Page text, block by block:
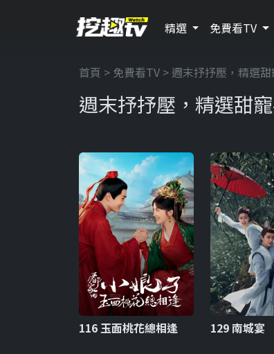
精選 免費看TV
首頁 > 免費看TV > 週末抒抒壓，精選
週末抒抒壓，精選甜
116 玉面桃花總相逢 129 南城宴